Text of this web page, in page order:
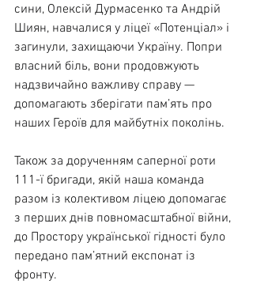
сини, Олексій Дурмасенко та Андрій
Шиян, навчалися у ліцеї «Потенціал» і
загинули, захищаючи Україну. Попри
власний біль, вони продовжують
надзвичайно важливу справу —
допомагають зберігати пам’ять про
наших Героїв для майбутніх поколінь.
Також за дорученням саперної роти
111-ї бригади, якій наша команда
разом із колективом ліцею допомагає
з перших днів повномасштабної війни,
до Простору української гідності було
передано пам’ятний експонат із
фронту.